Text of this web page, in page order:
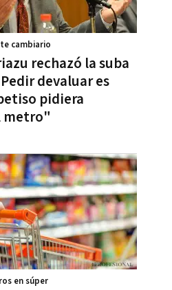
rechazó la suba
devaluar es
pidiera
metro"
cambiario
en súper